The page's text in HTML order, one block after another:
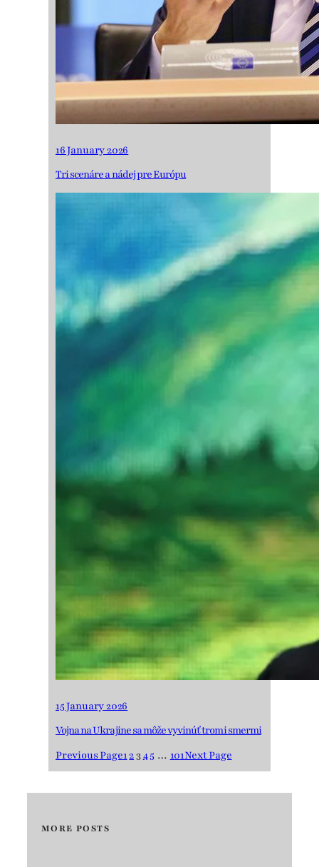
16 January 2026
Tri scenáre a nádej pre Európu
15 January 2026
Vojna na Ukrajine sa môže vyvinúť tromi smermi
Previous Page12345 … 101Next Page
MORE POSTS